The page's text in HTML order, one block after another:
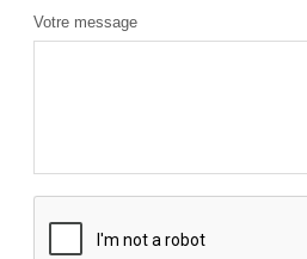
Votre message